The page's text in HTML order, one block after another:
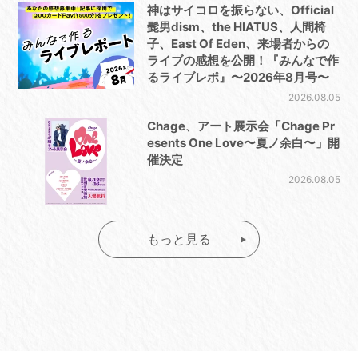
神はサイコロを振らない、Official
髭男dism、the HIATUS、人間椅
子、East Of Eden、来場者からの
ライブの感想を公開！『みんなで作
るライブレポ』〜2026年8月号〜
2026.08.05
Chage、アート展示会「Chage Pr
esents One Love〜夏ノ余白〜」開
催決定
2026.08.05
もっと見る